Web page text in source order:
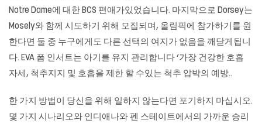
Notre Dame에 대한 BCS 편애가있었습니다. 마지막으로 Dorsey는
Mosely와 함께 시도하기 위해 모집되며, 올림픽에 참가하기를 원
한다면 둘 중 누구에게도 다른 선택의 여지가 없음을 깨닫게됩니
다. EVA 폼 인서트는 아기를 유지 관리합니다 ‘가장 건강한 호흡
자세, 척추지지 및 호흡을 제한 할 수있는 척추 압박의 예방..
한 가지 방법이 당신을 위해 일하지 않는다면 포기하지 마십시오.
몇 가지 시나리오와 인디애나와 펜 스테이트에서의 가까운 승리